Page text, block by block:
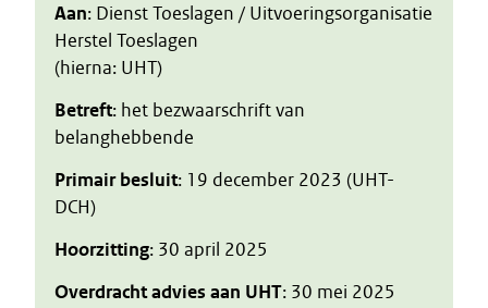
Aan: Dienst Toeslagen / Uitvoeringsorganisatie
Herstel Toeslagen
(hierna: UHT)
Betreft: het bezwaarschrift van
belanghebbende
Primair besluit: 19 december 2023 (UHT-
DCH)
Hoorzitting: 30 april 2025
Overdracht advies aan UHT: 30 mei 2025